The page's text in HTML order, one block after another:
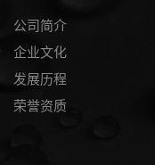
公司简介
企业文化
发展历程
荣誉资质